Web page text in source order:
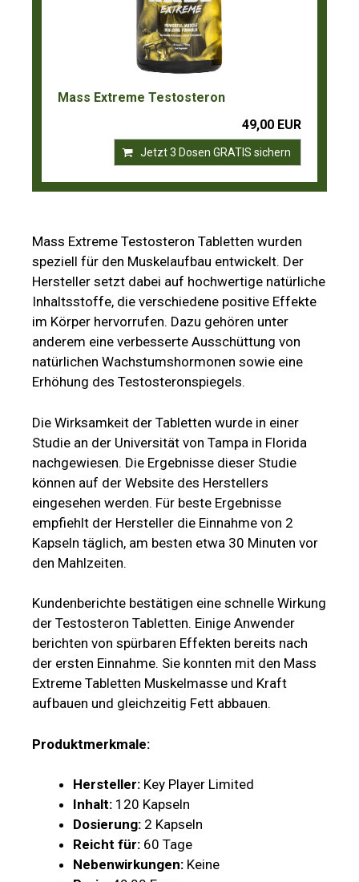
Mass Extreme Testosteron
49,00 EUR
Jetzt 3 Dosen GRATIS sichern
Mass Extreme Testosteron Tabletten wurden
speziell für den Muskelaufbau entwickelt. Der
Hersteller setzt dabei auf hochwertige natürliche
Inhaltsstoffe, die verschiedene positive Effekte
im Körper hervorrufen. Dazu gehören unter
anderem eine verbesserte Ausschüttung von
natürlichen Wachstumshormonen sowie eine
Erhöhung des Testosteronspiegels.
Die Wirksamkeit der Tabletten wurde in einer
Studie an der Universität von Tampa in Florida
nachgewiesen. Die Ergebnisse dieser Studie
können auf der Website des Herstellers
eingesehen werden. Für beste Ergebnisse
empfiehlt der Hersteller die Einnahme von 2
Kapseln täglich, am besten etwa 30 Minuten vor
den Mahlzeiten.
Kundenberichte bestätigen eine schnelle Wirkung
der Testosteron Tabletten. Einige Anwender
berichten von spürbaren Effekten bereits nach
der ersten Einnahme. Sie konnten mit den Mass
Extreme Tabletten Muskelmasse und Kraft
aufbauen und gleichzeitig Fett abbauen.
Produktmerkmale:
Hersteller: Key Player Limited
Inhalt: 120 Kapseln
Dosierung: 2 Kapseln
Reicht für: 60 Tage
Nebenwirkungen: Keine